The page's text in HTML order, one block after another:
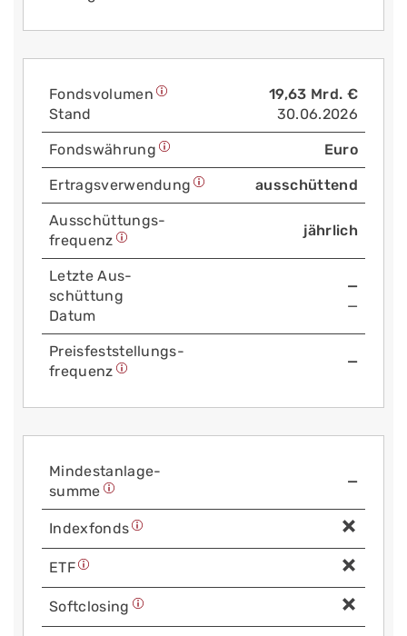
Fonds­volumen
Stand
19,63 Mrd. €
30.06.2026
Fonds­währung Euro
Ertrags­verwendung ausschüttend
Aus­schüttungs­
frequenz
jährlich
Letzte Aus­
schüttung
Datum
—
—
Preis­fest­stellungs­
frequenz
—
Mindest­anlage­
summe
—
Index­fonds
ETF
Soft­closing